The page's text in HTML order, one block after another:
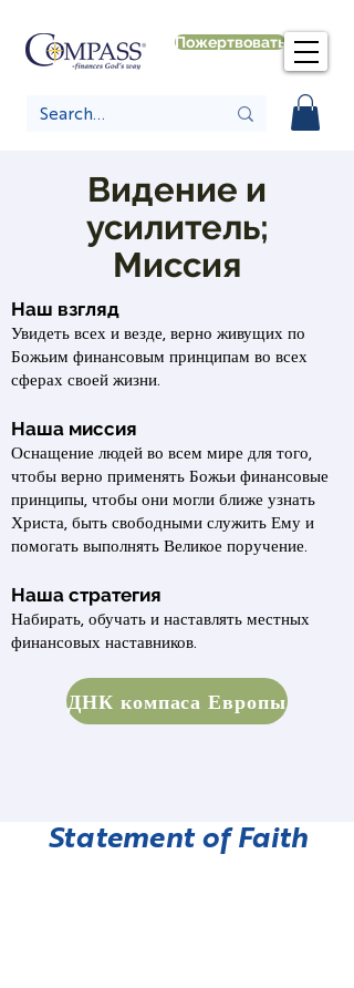
Пожертвовать
Видение и
усилитель;
Миссия
Наш взгляд
Увидеть всех и везде, верно живущих по
Божьим финансовым принципам во всех
сферах своей жизни.
Наша миссия
Оснащение людей во всем мире для того,
чтобы верно применять Божьи финансовые
принципы, чтобы они могли ближе узнать
Христа, быть свободными служить Ему и
помогать выполнять Великое поручение.
Наша стратегия
Набирать, обучать и наставлять местных
финансовых наставников.
ДНК компаса Европы
Statement of Faith